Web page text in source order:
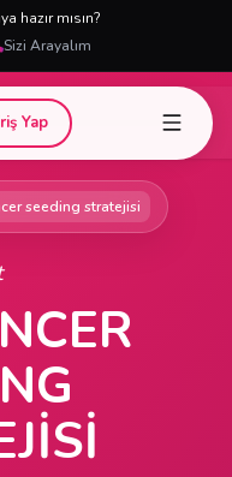
hazır mısın?
Sizi Arayalım
Yap
seeding stratejisi